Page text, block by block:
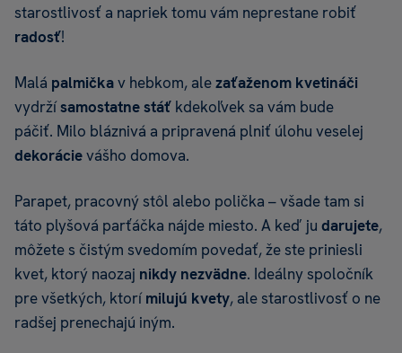
starostlivosť a napriek tomu vám neprestane robiť
radosť!
Malá palmičkav hebkom, alezaťaženom kvetináči
vydržísamostatne stáť kdekoľvek sa vám bude
páčiť. Milo bláznivá a pripravená plniť úlohu veselej
dekorácievášho domova.
Parapet, pracovný stôl alebo polička – všade tam si
táto plyšová parťáčka nájde miesto. A keď ju darujete,
môžete s čistým svedomím povedať, že ste priniesli
kvet, ktorý naozaj nikdy nezvädne. Ideálny spoločník
pre všetkých, ktorímilujú kvety, ale starostlivosť o ne
radšej prenechajú iným.